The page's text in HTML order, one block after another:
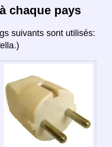
chaque pays
suivants sont utilisés: